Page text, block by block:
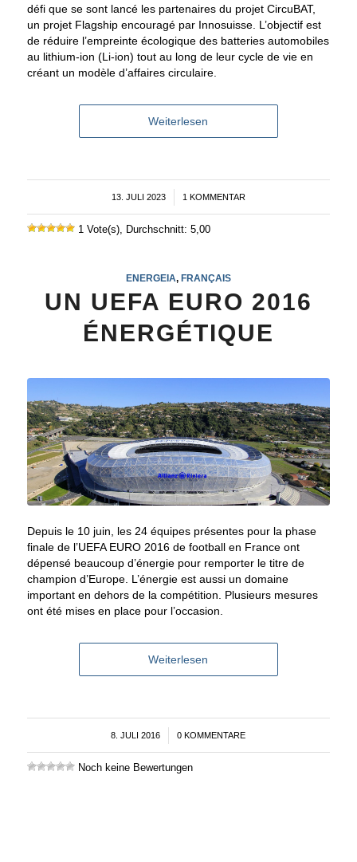
défi que se sont lancé les partenaires du projet CircuBAT,
un projet Flagship encouragé par Innosuisse. L’objectif est
de réduire l’empreinte écologique des batteries automobiles
au lithium-ion (Li-ion) tout au long de leur cycle de vie en
créant un modèle d’affaires circulaire.
Weiterlesen
13. JULI 2023 1 KOMMENTAR
1 Vote(s), Durchschnitt: 5,00
ENERGEIA, FRANÇAIS
UN UEFA EURO 2016
ÉNERGÉTIQUE
Depuis le 10 juin, les 24 équipes présentes pour la phase
finale de l’UEFA EURO 2016 de football en France ont
dépensé beaucoup d’énergie pour remporter le titre de
champion d’Europe. L’énergie est aussi un domaine
important en dehors de la compétition. Plusieurs mesures
ont été mises en place pour l’occasion.
Weiterlesen
8. JULI 2016 0 KOMMENTARE
Noch keine Bewertungen